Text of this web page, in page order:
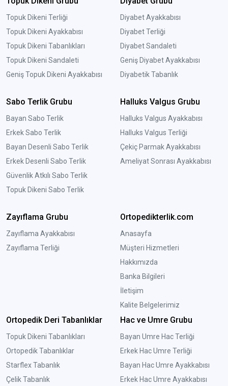
Topuk Dikeni Terliği
Topuk Dikeni Ayakkabısı
Topuk Dikeni Tabanlıkları
Topuk Dikeni Sandaleti
Geniş Topuk Dikeni Ayakkabısı
Diyabet Ayakkabısı
Diyabet Terliği
Diyabet Sandaleti
Geniş Diyabet Ayakkabısı
Diyabetik Tabanlık
Sabo Terlik Grubu
Bayan Sabo Terlik
Erkek Sabo Terlik
Bayan Desenli Sabo Terlik
Erkek Desenli Sabo Terlik
Güvenlik Atkılı Sabo Terlik
Topuk Dikeni Sabo Terlik
Halluks Valgus Grubu
Halluks Valgus Ayakkabısı
Halluks Valgus Terliği
Çekiç Parmak Ayakkabısı
Ameliyat Sonrası Ayakkabısı
Zayıflama Grubu
Zayıflama Ayakkabısı
Zayıflama Terliği
Ortopedikterlik.com
Anasayfa
Müşteri Hizmetleri
Hakkımızda
Banka Bilgileri
İletişim
Kalite Belgelerimiz
Ortopedik Deri Tabanlıklar
Topuk Dikeni Tabanlıkları
Ortopedik Tabanlıklar
Starflex Tabanlık
Çelik Tabanlık
Hac ve Umre Grubu
Bayan Umre Hac Terliği
Erkek Hac Umre Terliği
Bayan Hac Umre Ayakkabısı
Erkek Hac Umre Ayakkabısı